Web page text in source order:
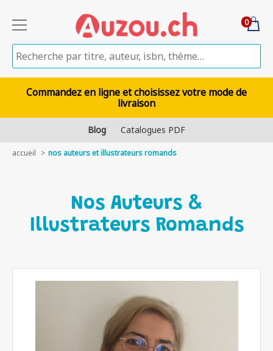
0
Commandez en ligne et choisissez votre mode de
livraison
Blog Catalogues PDF
accueil nos auteurs et illustrateurs romands
Nos Auteurs &
Illustrateurs Romands